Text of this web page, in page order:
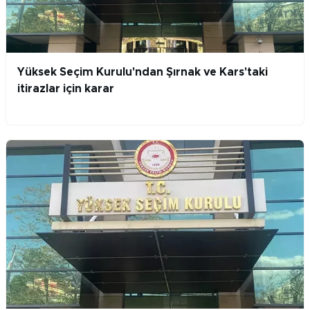
Yüksek Seçim Kurulu'ndan Şırnak ve Kars'taki
itirazlar için karar